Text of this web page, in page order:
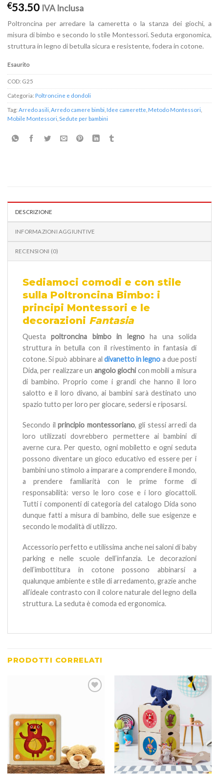
€53.50 IVA Inclusa
Poltroncina per arredare la cameretta o la stanza dei giochi, a
misura di bimbo e secondo lo stile Montessori. Seduta ergonomica,
struttura in legno di betulla sicura e resistente, fodera in cotone.
Esaurito
COD: G25
Categoria: Poltroncine e dondoli
Tag: Arredo asili Arredo camere bimbi Idee camerette Metodo Montessori
Mobile Montessori Sedute per bambini
DESCRIZIONE
INFORMAZIONI AGGIUNTIVE
RECENSIONI (0)
Sediamoci comodi e con stile
sulla Poltroncina Bimbo: i
principi Montessori e le
decorazioni Fantasia
Questapoltroncina bimbo in legnoha una solida
struttura in betulla con il rivestimento in fantasia di
cotone. Si può abbinare al divanetto in legno a due posti
Dida, per realizzare un angolo giochicon mobili a misura
di bambino. Proprio come i grandi che hanno il loro
salotto e il loro divano, ai bambini sarà destinato uno
spazio tutto per loro per giocare, sedersi e riposarsi.
Secondo ilprincipio montessoriano, gli stessi arredi da
loro utilizzati dovrebbero permettere ai bambini di
averne cura. Per questo, ogni mobiletto e ogni seduta
possono diventare un gioco educativo ed essere per i
bambini uno stimolo a imparare a comprendere il mondo,
a prendere familiarità con le prime forme di
responsabilità: verso le loro cose e i loro giocattoli.
Tutti i componenti di categoria del catalogo Dida sono
dunque fatti a misura di bambino, delle sue esigenze e
secondo le modalità di utilizzo.
Accessorio perfetto e utilissima anche nei saloni di baby
parking e nelle scuole dell’infanzia. Le decorazioni
dell’imbottitura in cotone possono abbinarsi a
qualunque ambiente e stile di arredamento, grazie anche
all’ideale contrasto con il colore naturale del legno della
struttura. La seduta è comoda ed ergonomica.
PRODOTTI CORRELATI
Aggiungi
desideri